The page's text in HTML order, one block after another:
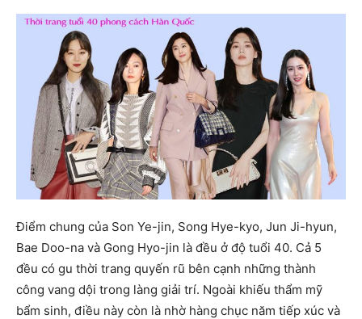
Điểm chung của Son Ye-jin, Song Hye-kyo, Jun Ji-hyun,
Bae Doo-na và Gong Hyo-jin là đều ở độ tuổi 40. Cả 5
đều có gu thời trang quyến rũ bên cạnh những thành
công vang dội trong làng giải trí. Ngoài khiếu thẩm mỹ
bẩm sinh, điều này còn là nhờ hàng chục năm tiếp xúc và